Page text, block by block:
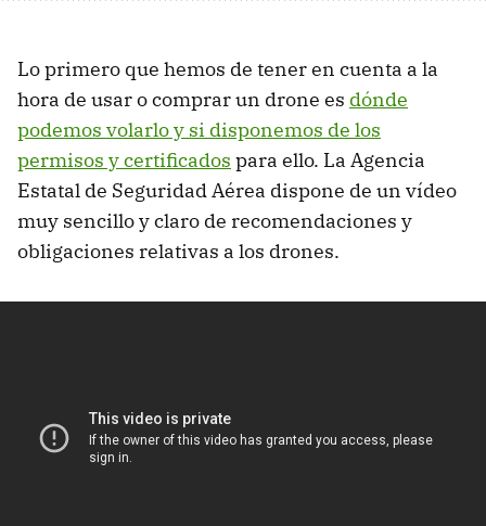
Lo primero que hemos de tener en cuenta a la
hora de usar o comprar un drone es dónde
podemos volarlo y si disponemos de los
permisos y certificados para ello. La Agencia
Estatal de Seguridad Aérea dispone de un vídeo
muy sencillo y claro de recomendaciones y
obligaciones relativas a los drones.